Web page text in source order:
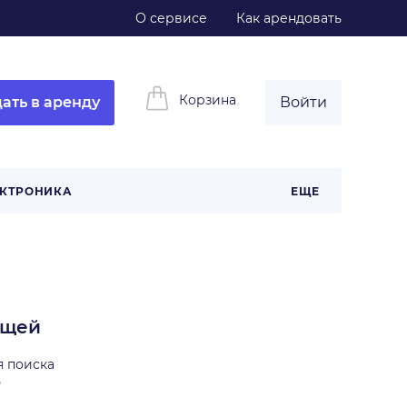
О сервисе Как арендовать
в аренду Корзина Войти
ЕЩЕ
поиска